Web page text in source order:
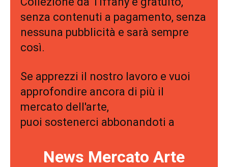
senza contenuti a pagamento, senza
nessuna pubblicità e sarà sempre
così.
Se apprezzi il nostro lavoro e vuoi
approfondire ancora di più il
mercato dell'arte,
puoi sostenerci abbonandoti a
News Mercato Arte